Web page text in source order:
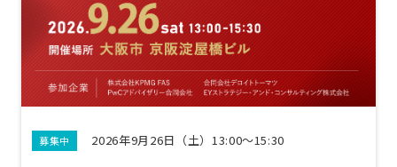
募集中 2026年9月26日（土）13:00〜15:30